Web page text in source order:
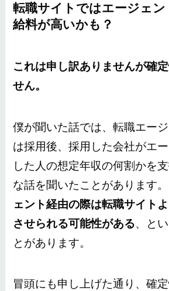
転職サイトではエージェン
給料が高いかも？
これは申し訳ありませんが確
せん。
僕が聞いた話では、転職エー
は採用後、採用した会社がエ
した人の想定年収の何割かを
な話を聞いたことがあります。
ェント経由の際は転職サイト
させられる可能性がある、と
とがあります。
冒頭にも申し上げた通り、確